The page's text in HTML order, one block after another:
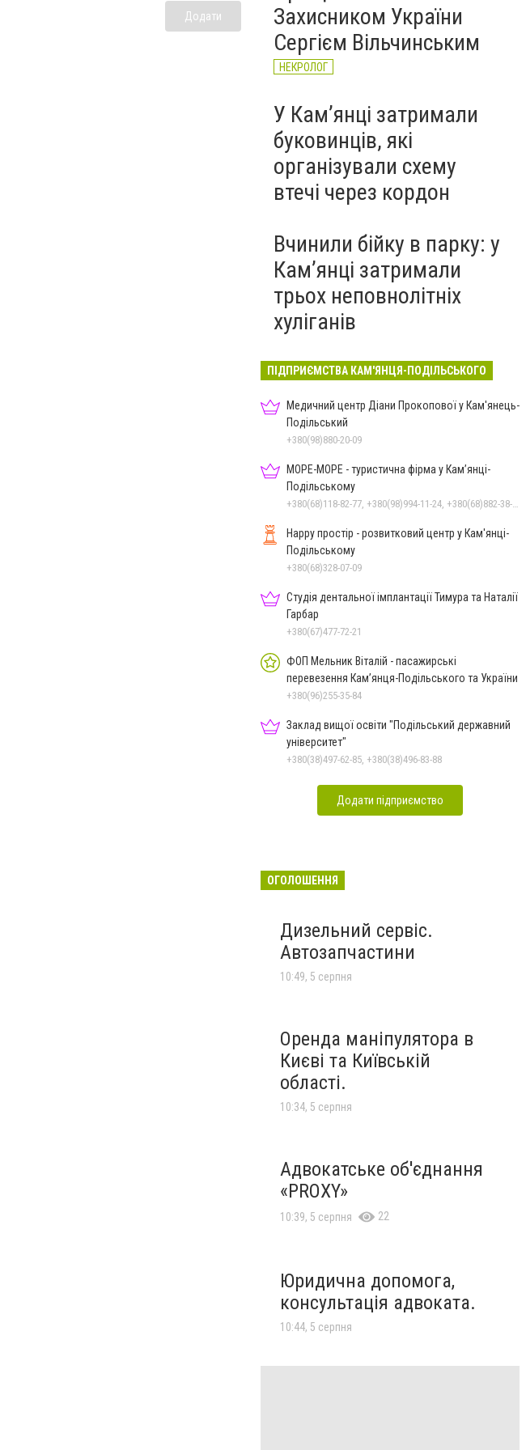
Додати
Захисником України
Сергієм Вільчинським
НЕКРОЛОГ
У Кам’янці затримали
буковинців, які
організували схему
втечі через кордон
Вчинили бійку в парку: у
Кам’янці затримали
трьох неповнолітніх
хуліганів
ПІДПРИЄМСТВА КАМ'ЯНЦЯ-ПОДІЛЬСЬКОГО
Медичний центр Діани Прокопової у Кам'янець-
Подільський
+380(98)880-20-09
МОРЕ-МОРЕ - туристична фірма у Кам’янці-
Подільському
+380(68)118-82-77, +380(98)994-11-24, +380(68)882-38-28
Happy простір - розвитковий центр у Кам'янці-
Подільському
+380(68)328-07-09
Студія дентальної імплантації Тимура та Наталії
Гарбар
+380(67)477-72-21
ФОП Мельник Віталій - пасажирські
перевезення Кам’янця-Подільського та України
+380(96)255-35-84
Заклад вищої освіти "Подільський державний
університет"
+380(38)497-62-85, +380(38)496-83-88
Додати підприємство
ОГОЛОШЕННЯ
Дизельний сервіс.
Автозапчастини
10:49, 5 серпня
Оренда маніпулятора в
Києві та Київській
області.
10:34, 5 серпня
Адвокатське об'єднання
«PROXY»
10:39, 5 серпня 22
Юридична допомога,
консультація адвоката.
10:44, 5 серпня